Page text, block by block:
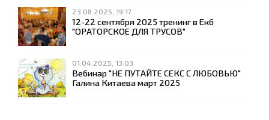
23.08.2025, 19:17
12-22 сентября 2025 тренинг в Екб
"ОРАТОРСКОЕ ДЛЯ ТРУСОВ"
01.04.2025, 13:03
Вебинар "НЕ ПУТАЙТЕ СЕКС С ЛЮБОВЬЮ"
Галина Китаева март 2025